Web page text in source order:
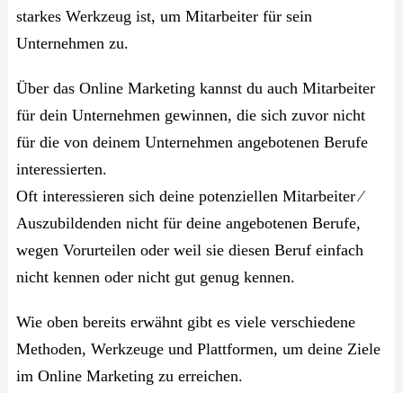
starkes Werkzeug ist, um Mitarbeiter für sein
Unternehmen zu.
Über das Online Marketing kannst du auch Mitarbeiter
für dein Unternehmen gewinnen, die sich zuvor nicht
für die von deinem Unternehmen angebotenen Berufe
interessierten.
Oft interessieren sich deine potenziellen Mitarbeiter ⁄
Auszubildenden nicht für deine angebotenen Berufe,
wegen Vorurteilen oder weil sie diesen Beruf einfach
nicht kennen oder nicht gut genug kennen.
Wie oben bereits erwähnt gibt es viele verschiedene
Methoden, Werkzeuge und Plattformen, um deine Ziele
im Online Marketing zu erreichen.